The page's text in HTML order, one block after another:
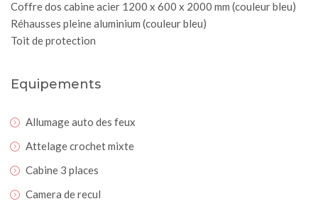
Coffre dos cabine acier 1200 x 600 x 2000 mm (couleur bleu)
Réhausses pleine aluminium (couleur bleu)
Toit de protection
Equipements
Allumage auto des feux
Attelage crochet mixte
Cabine 3 places
Camera de recul